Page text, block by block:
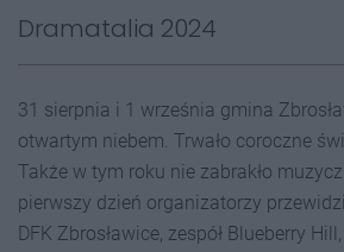
Dramatalia 2024
31 sierpnia i 1 września gmina
otwartym niebem. Trwało coroczne
Także w tym roku nie zabrakło
pierwszy dzień organizatorzy
DFK Zbrosławice, zespół Blueberry